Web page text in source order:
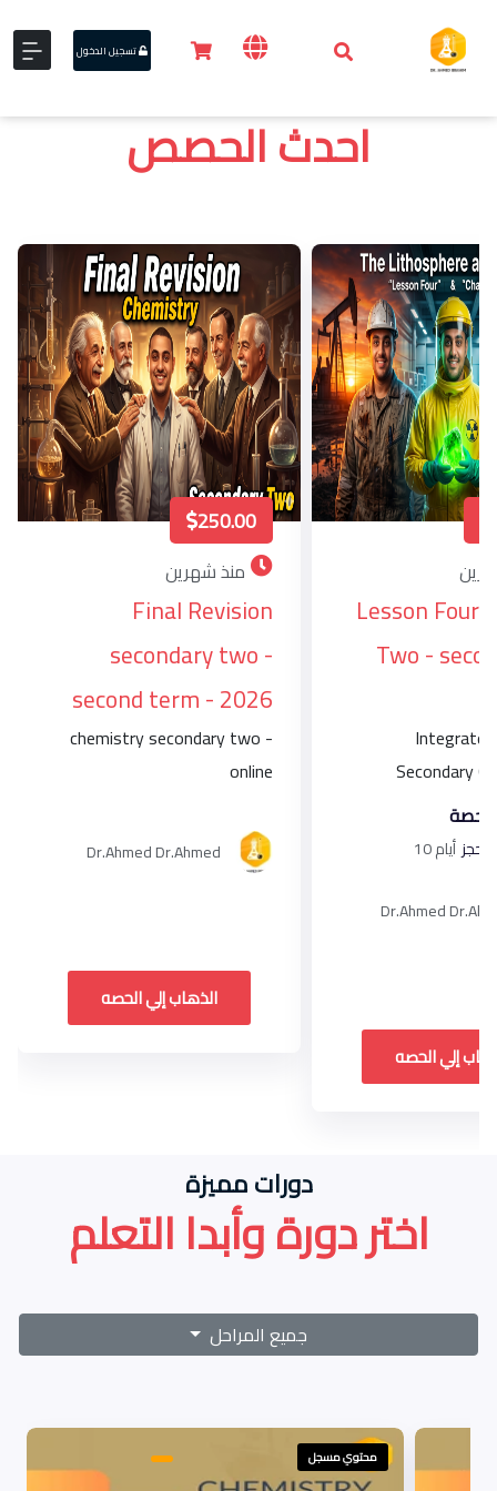
تسجيل الدخول
احدث الحصص
250.00
منذ شهرين
Final Revision
secondary two -
second term - 2026
chemistry secondary two -
online
Dr.Ahmed Dr.Ahmed
الذهاب إلي الحصه
Lesson Four
Two -
Secondary
10 أيام
Dr.Ahmed
إلي الحصه
دورات مميزة
اختر دورة وأبدا التعلم
جميع المراحل
محتوي مسجل